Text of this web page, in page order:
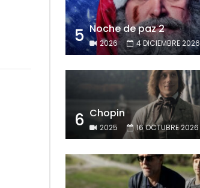
5 Noche de paz 2
2026 4 DICIEMBRE 2026
6 Chopin
2025 16 OCTUBRE 2026